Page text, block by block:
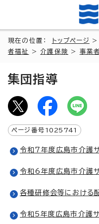
現在の位置： トップページ >
者福祉
> 介護保険 > 事業
集団指導
ページ番号 1025741
令和7年度広島市介護
令和6年度広島市介護
各種研修会等における
令和5年度広島市介護